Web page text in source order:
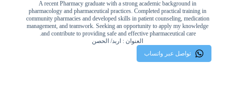
A recent Pharmacy graduate with a strong academic background in
pharmacology and pharmaceutical practices. Completed practical training in
community pharmacies and developed skills in patient counseling, medication
management, and teamwork. Seeking an opportunity to apply my knowledge
and contribute to providing safe and effective pharmaceutical care.
العنوان : اربد/ الحصن
تواصل عبر واتساب